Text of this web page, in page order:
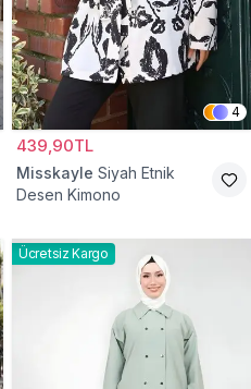
4
439,90TL
Misskayle Siyah Etnik
Desen Kimono
Ücretsiz Kargo